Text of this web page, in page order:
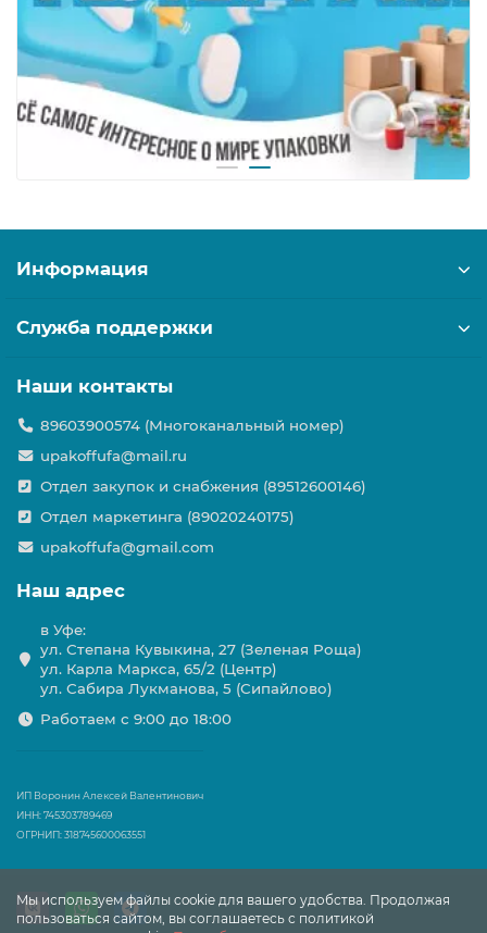
Мы используем файлы cookie для вашего удобства. Продолжая
пользоваться сайтом, вы соглашаетесь с политикой
Информация
Служба поддержки
Наши контакты
89603900574 (Многоканальный номер)
upakoffufa@mail.ru
Отдел закупок и снабжения (89512600146)
Отдел маркетинга (89020240175)
upakoffufa@gmail.com
Наш адрес
в Уфе:
ул. Степана Кувыкина, 27 (Зеленая Роща)
ул. Карла Маркса, 65/2 (Центр)
ул. Сабира Лукманова, 5 (Сипайлово)
Работаем с 9:00 до 18:00
ИП Воронин Алексей Валентинович
ИНН: 745303789469
ОГРНИП: 318745600063551